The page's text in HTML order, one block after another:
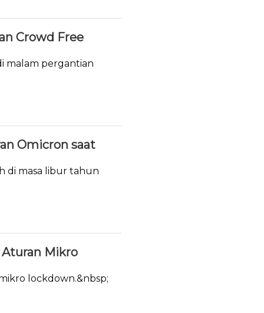
Crowd Free
malam pergantian
Omicron saat
di masa libur tahun
Mikro
lockdown.&nbsp;